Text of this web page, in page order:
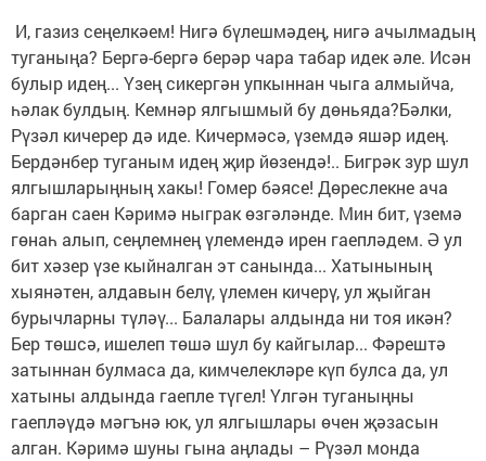
И, газиз сеңелкәем! Нигә бүлешмәдең, нигә ачылмадың
туганыңа? Бергә-бергә берәр чара табар идек әле. Исән
булыр идең... Үзең сикергән упкыннан чыга алмыйча,
һәлак булдың. Кемнәр ялгышмый бу дөньяда?Бәлки,
Рүзәл кичерер дә иде. Кичермәсә, үземдә яшәр идең.
Бердәнбер туганым идең җир йөзендә!.. Бигрәк зур шул
ялгышларыңның хакы! Гомер бәясе! Дөреслекне ача
барган саен Кәримә ныграк өзгәләнде. Мин бит, үземә
гөнаһ алып, сеңлемнең үлемендә ирен гаепләдем. Ә ул
бит хәзер үзе кыйналган эт санында... Хатынының
хыянәтен, алдавын белү, үлемен кичерү, ул җыйган
бурычларны түләү... Балалары алдында ни тоя икән?
Бер төшсә, ишелеп төшә шул бу кайгылар... Фәрештә
затыннан булмаса да, кимчелекләре күп булса да, ул
хатыны алдында гаепле түгел! Үлгән туганыңны
гаепләүдә мәгънә юк, ул ялгышлары өчен җәзасын
алган. Кәримә шуны гына аңлады – Рүзәл монда